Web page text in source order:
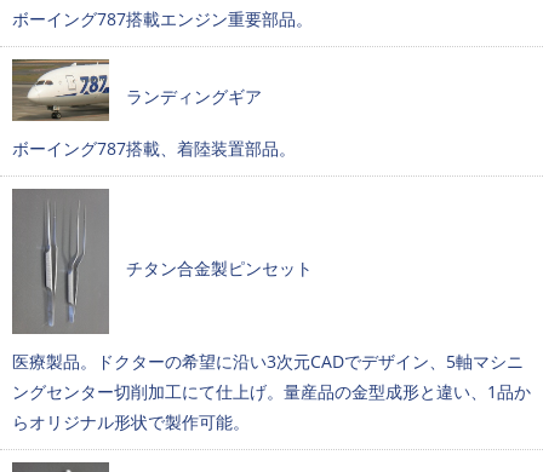
ボーイング787搭載エンジン重要部品。
ランディングギア
ボーイング787搭載、着陸装置部品。
チタン合金製ピンセット
医療製品。ドクターの希望に沿い3次元CADでデザイン、5軸マシニ
ングセンター切削加工にて仕上げ。量産品の金型成形と違い、1品か
らオリジナル形状で製作可能。